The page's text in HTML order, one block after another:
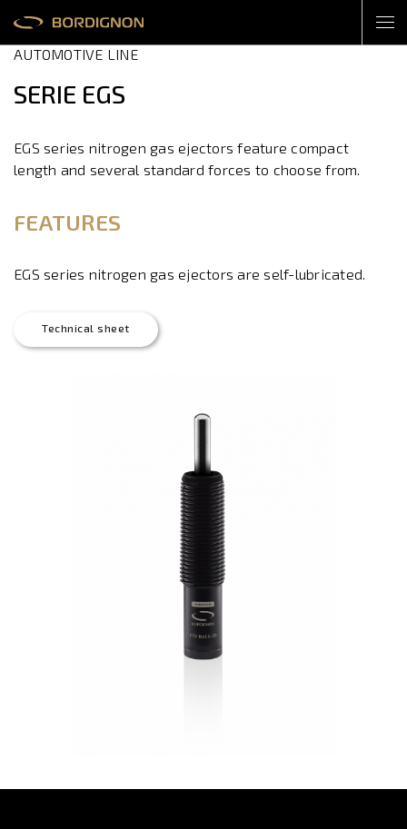
AUTOMOTIVE LINE
SERIE EGS
EGS series nitrogen gas ejectors feature compact
length and several standard forces to choose from.
FEATURES
EGS series nitrogen gas ejectors are self-lubricated.
Technical sheet